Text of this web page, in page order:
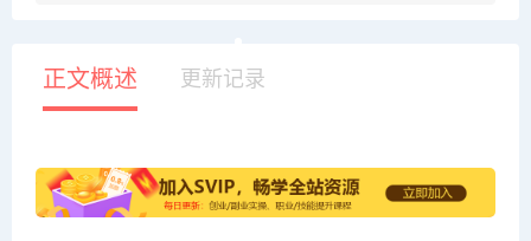
正文概述 更新记录